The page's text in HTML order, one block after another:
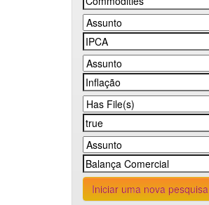
Iniciar uma nova pesquisa